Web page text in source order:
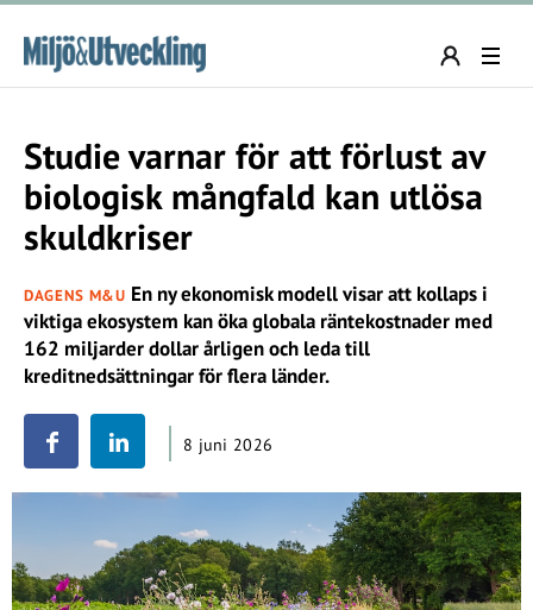
Studie varnar för att förlust av
biologisk mångfald kan utlösa
skuldkriser
DAGENS M&U En ny ekonomisk modell visar att kollaps i
viktiga ekosystem kan öka globala räntekostnader med
162 miljarder dollar årligen och leda till
kreditnedsättningar för flera länder.
8 juni 2026